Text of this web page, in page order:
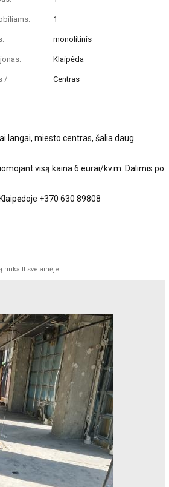
1
monolitinis
Klaipėda
/
Centras
langai, miesto centras, šalia daug
visą kaina 6 eurai/kv.m. Dalimis po
+370 630 89808
rinka.lt svetainėje